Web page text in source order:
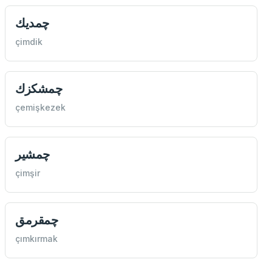
چمديك
çimdik
چمشكزك
çemişkezek
چمشير
çimşir
چمقرمق
çımkırmak